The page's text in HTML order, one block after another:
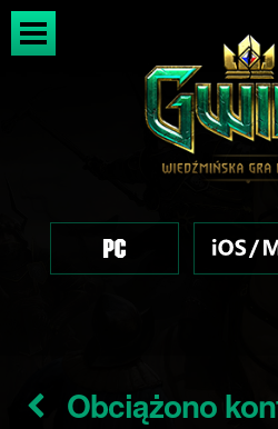
Obciążono konto, a nie